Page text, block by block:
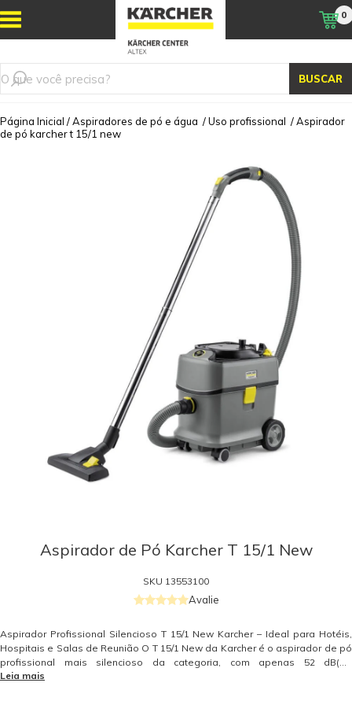
BUSCAR
0
Página Inicial /Aspiradores de pó e água /Uso profissional /Aspirador
de pó karcher t 15/1 new
Aspirador de Pó Karcher T 15/1 New
SKU 13553100
Avalie
Aspirador Profissional Silencioso T 15/1 New Karcher – Ideal para Hotéis,
Hospitais e Salas de Reunião O T 15/1 New da Karcher é o aspirador de pó
profissional mais silencioso da categoria, com apenas 52 dB(A).
Desenvolvido especialmente para ambientes que exigem limpeza
Leia mais